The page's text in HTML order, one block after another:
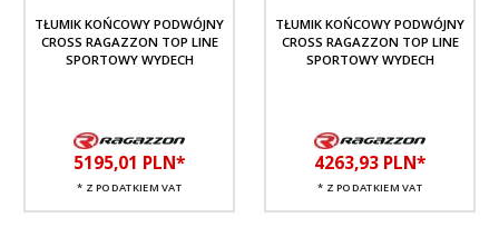
TŁUMIK KOŃCOWY PODWÓJNY
CROSS RAGAZZON TOP LINE
SPORTOWY WYDECH
5195,01 PLN*
* Z PODATKIEM VAT
TŁUMIK KOŃCOWY PODWÓJNY
CROSS RAGAZZON TOP LINE
SPORTOWY WYDECH
4263,93 PLN*
* Z PODATKIEM VAT